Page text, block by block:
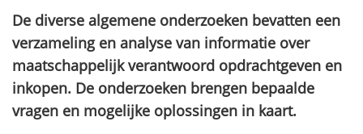
De diverse algemene onderzoeken bevatten een
verzameling en analyse van informatie over
maatschappelijk verantwoord opdrachtgeven en
inkopen. De onderzoeken brengen bepaalde
vragen en mogelijke oplossingen in kaart.